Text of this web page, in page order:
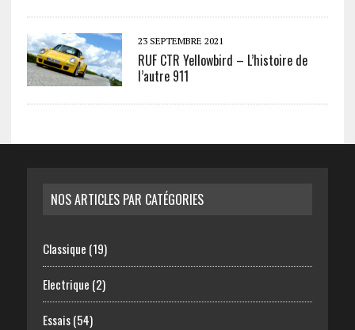
23 SEPTEMBRE 2021
RUF CTR Yellowbird – L’histoire de
l’autre 911
NOS ARTICLES PAR CATÉGORIES
Classique (19)
Electrique (2)
Essais(54)